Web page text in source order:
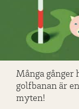
Många gånger
golfbanan är
myten!